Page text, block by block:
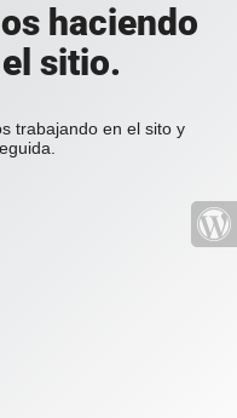
haciendo
sitio.
trabajando en el sito y